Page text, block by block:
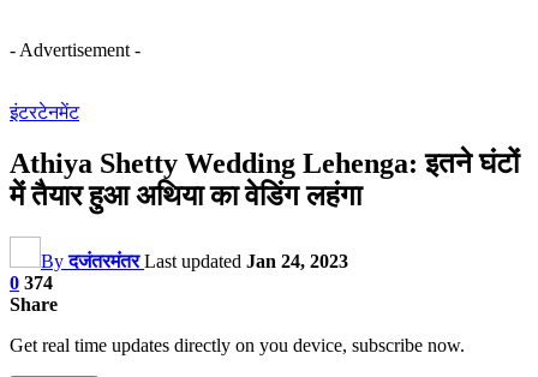
- Advertisement -
इंटरटेनमेंट
Athiya Shetty Wedding Lehenga: इतने घंटों
में तैयार हुआ अथिया का वेडिंग लहंगा
Byदजंतरमंतर Last updated Jan 24, 2023
0 374
Share
Get real time updates directly on you device, subscribe now.